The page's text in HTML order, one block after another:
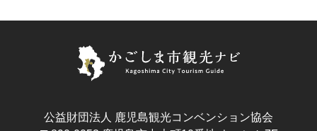
公益財団法人 鹿児島観光コンベンション協会